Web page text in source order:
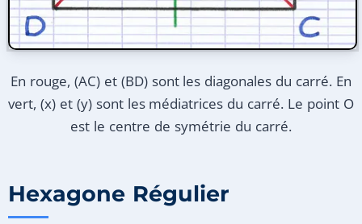
En rouge, (AC) et (BD) sont les diagonales du carré. En
vert, (x) et (y) sont les médiatrices du carré. Le point O
est le centre de symétrie du carré.
Hexagone Régulier